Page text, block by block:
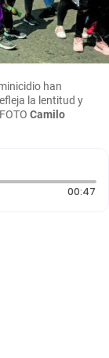
han
la lentitud y
FOTO Camilo
00:47